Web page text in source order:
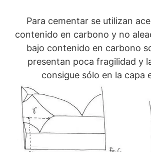
Para cementar se utilizan
contenido en carbono y no
bajo contenido en carbono
presentan poca fragilidad y
consigue sólo en la capa